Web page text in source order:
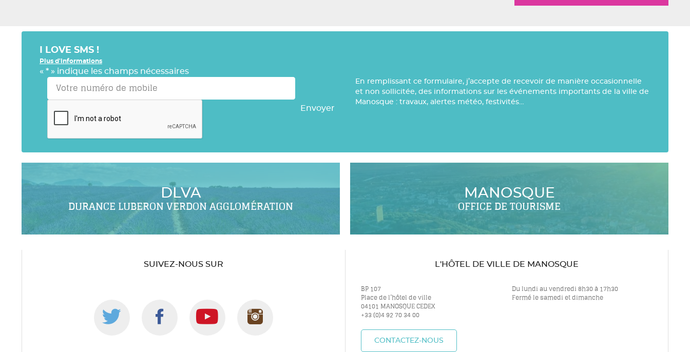
I LOVE SMS !
Plus d'informations
« * » indique les champs nécessaires
Envoyer
En remplissant ce formulaire, j’accepte de recevoir de manière occasionnelle
et non sollicitée, des informations sur les événements importants de la ville de
Manosque : travaux, alertes météo, festivités…
DLVA
DURANCE LUBERON VERDON AGGLOMÉRATION
MANOSQUE
OFFICE DE TOURISME
SUIVEZ-NOUS SUR
Suivez-Suivez-Suivez-Suivez-
L'HÔTEL DE VILLE DE MANOSQUE
BP 107
Place de l’hôtel de ville
04101 MANOSQUE CEDEX
+33 (0)4 92 70 34 00
CONTACTEZ-NOUS
Du lundi au vendredi 8h30 à 17h30
Fermé le samedi et dimanche